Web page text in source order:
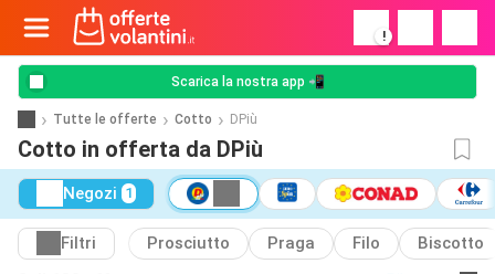
!
Scarica la nostra app 📲
Tutte le offerte Cotto DPiù
Cotto in offerta da DPiù
Negozi 1
Filtri Prosciutto Praga Filo
Biscotto